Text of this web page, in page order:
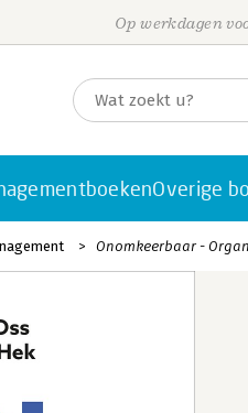
Op werkdagen
Overige
Onomkeerbaar -